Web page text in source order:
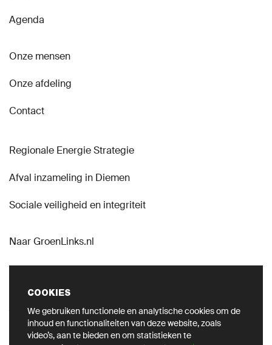
COOKIES
We gebruiken functionele en analytische cookies om de
inhoud en functionaliteiten van deze website, zoals
video’s, aan te bieden en om statistieken te
Agenda
Onze mensen
Onze afdeling
Contact
Regionale Energie Strategie
Afval inzameling in Diemen
Sociale veiligheid en integriteit
Naar GroenLinks.nl
VOLG ONS OP SOCIAL